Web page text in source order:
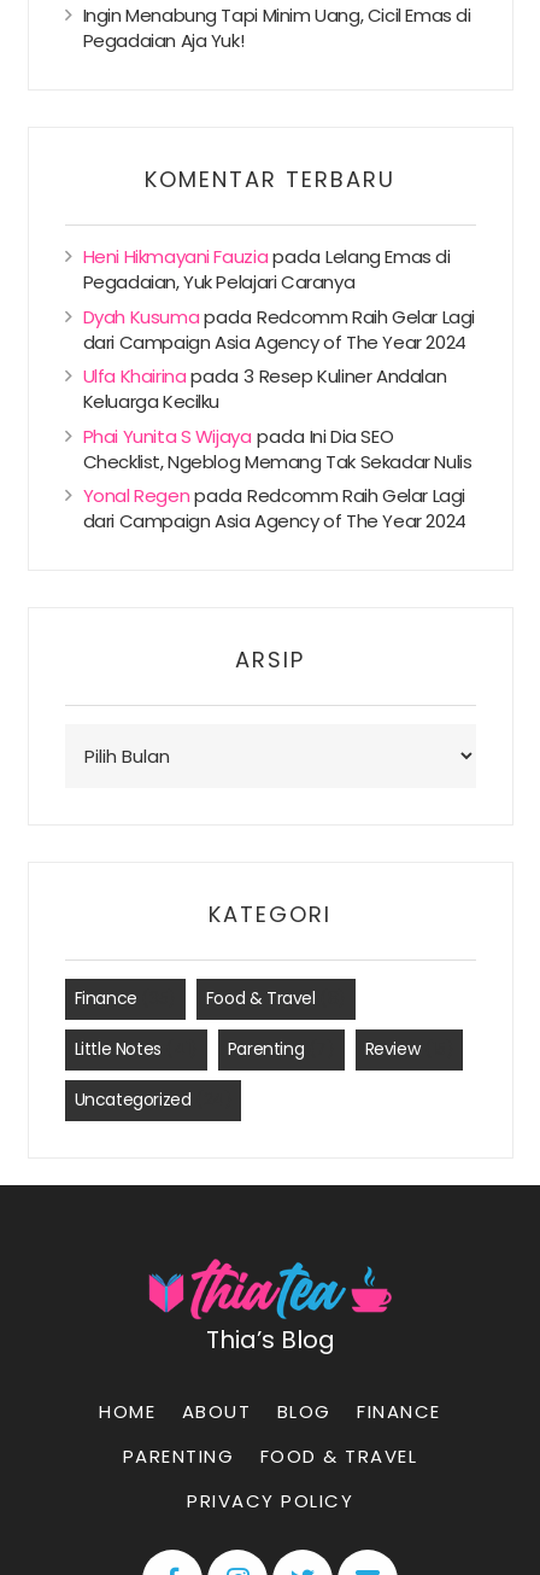
Ingin Menabung Tapi Minim Uang, Cicil Emas di
Pegadaian Aja Yuk!
KOMENTAR TERBARU
Heni Hikmayani FauziapadaLelang Emas di
Pegadaian, Yuk Pelajari Caranya
Dyah KusumapadaRedcomm Raih Gelar Lagi
dari Campaign Asia Agency of The Year 2024
Ulfa Khairinapada3 Resep Kuliner Andalan
Keluarga Kecilku
Phai Yunita S Wijaya pada Ini Dia SEO
Checklist, Ngeblog Memang Tak Sekadar Nulis
Yonal RegenpadaRedcomm Raih Gelar Lagi
dari Campaign Asia Agency of The Year 2024
ARSIP
KATEGORI
Finance Food & Travel
Little Notes Parenting Review(15)
Uncategorized
Thia’s Blog
HOME ABOUT BLOG
FINANCE
PARENTING
FOOD & TRAVEL
PRIVACY POLICY